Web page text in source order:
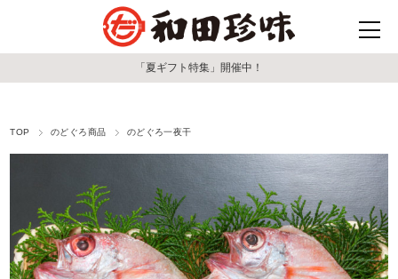
「夏ギフト特集」開催中！
TOP のどぐろ商品 のどぐろ一夜干